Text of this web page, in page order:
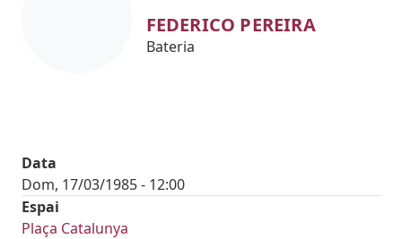
FEDERICO PEREIRA
Bateria
Data
Dom, 17/03/1985 - 12:00
Espai
Plaça Catalunya